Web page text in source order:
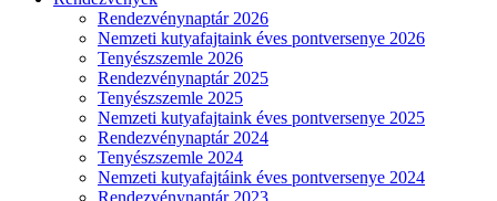
Rendezvénynaptár 2026
Nemzeti kutyafajtaink éves pontversenye 2026
Tenyészszemle 2026
Rendezvénynaptár 2025
Tenyészszemle 2025
Nemzeti kutyafajtaink éves pontversenye 2025
Rendezvénynaptár 2024
Tenyészszemle 2024
Nemzeti kutyafajtáink éves pontversenye 2024
Rendezvénynaptár 2023